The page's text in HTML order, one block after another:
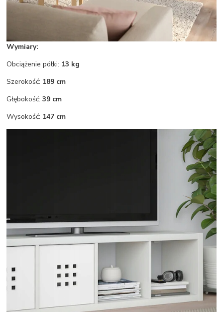
Wymiary:
Obciążenie półki: 13 kg
Szerokość: 189 cm
Głębokość: 39 cm
Wysokość: 147 cm